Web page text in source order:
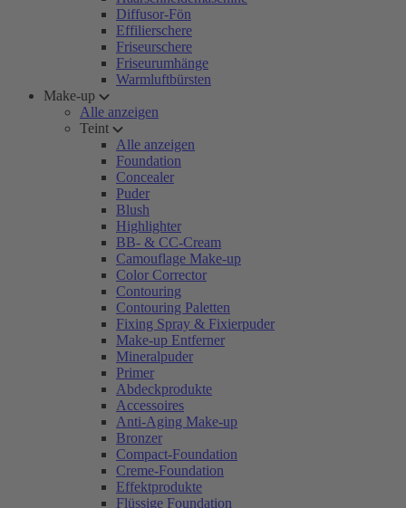
Diffusor-Fön
Effilierschere
Friseurschere
Friseurumhänge
Warmluftbürsten
Make-up
Alle anzeigen
Teint
Alle anzeigen
Foundation
Concealer
Puder
Blush
Highlighter
BB- & CC-Cream
Camouflage Make-up
Color Corrector
Contouring
Contouring Paletten
Fixing Spray & Fixierpuder
Make-up Entferner
Mineralpuder
Primer
Abdeckprodukte
Accessoires
Anti-Aging Make-up
Bronzer
Compact-Foundation
Creme-Foundation
Effektprodukte
Flüssige Foundation